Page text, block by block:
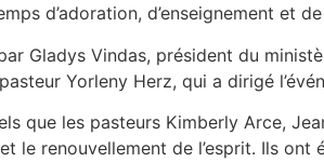
d’adoration, d’enseignement et
Gladys Vindas, président du
Yorleny Herz, qui a dirigé
que les pasteurs Kimberly Arce,
le renouvellement de l’esprit. Ils